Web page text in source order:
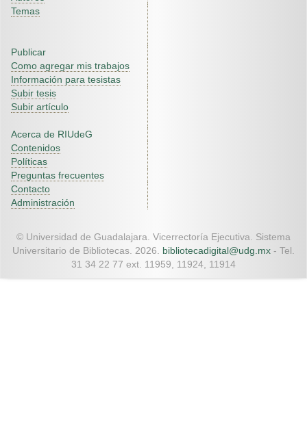
Temas
Publicar
Como agregar mis trabajos
Información para tesistas
Subir tesis
Subir artículo
Acerca de RIUdeG
Contenidos
Políticas
Preguntas frecuentes
Contacto
Administración
© Universidad de Guadalajara. Vicerrectoría Ejecutiva. Sistema
Universitario de Bibliotecas. 2026. bibliotecadigital@udg.mx - Tel.
31 34 22 77 ext. 11959, 11924, 11914